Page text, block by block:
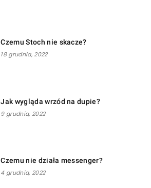
Czemu Stoch nie skacze?
18 grudnia, 2022
Jak wygląda wrzód na dupie?
9 grudnia, 2022
Czemu nie działa messenger?
4 grudnia, 2022